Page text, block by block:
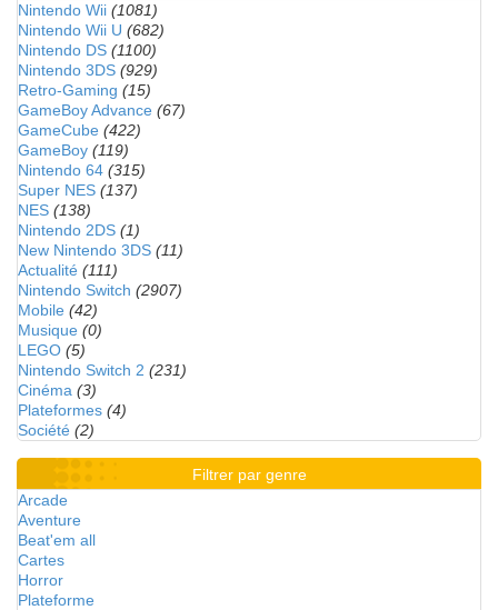
Nintendo Wii (1081)
Nintendo Wii U (682)
Nintendo DS (1100)
Nintendo 3DS (929)
Retro-Gaming (15)
GameBoy Advance (67)
GameCube (422)
GameBoy (119)
Nintendo 64 (315)
Super NES (137)
NES (138)
Nintendo 2DS (1)
New Nintendo 3DS (11)
Actualité (111)
Nintendo Switch (2907)
Mobile (42)
Musique (0)
LEGO (5)
Nintendo Switch 2 (231)
Cinéma (3)
Plateformes (4)
Société (2)
Filtrer par genre
Arcade
Aventure
Beat'em all
Cartes
Horror
Plateforme